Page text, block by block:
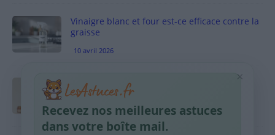
Vinaigre blanc et four est-ce efficace contre la
graisse
10 avril 2026
Taches pigmentaires : routine simple +
habitudes qui aident
9 avril 2026
×
Recevez nos meilleures astuces
dans votre boîte mail.